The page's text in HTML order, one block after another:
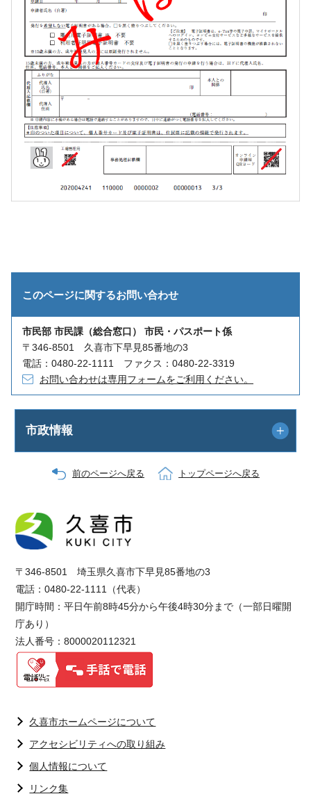
このページに関するお問い合わせ
市民部 市民課（総合窓口） 市民・パスポート係
〒346-8501 久喜市下早見85番地の3
電話：0480-22-1111 ファクス：0480-22-3319
お問い合わせは専用フォームをご利用ください。
市政情報
前のページへ戻る トップページへ戻る
〒346-8501 埼玉県久喜市下早見85番地の3
電話：0480-22-1111（代表）
開庁時間：平日午前8時45分から午後4時30分まで（一部日曜開
庁あり）
法人番号：8000020112321
久喜市ホームページについて
アクセシビリティへの取り組み
個人情報について
リンク集